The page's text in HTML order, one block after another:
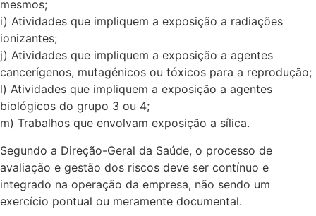
mesmos;
i) Atividades que impliquem a exposição a radiações
ionizantes;
j) Atividades que impliquem a exposição a agentes
cancerígenos, mutagénicos ou tóxicos para a reprodução;
l) Atividades que impliquem a exposição a agentes
biológicos do grupo 3 ou 4;
m) Trabalhos que envolvam exposição a sílica.
Segundo a Direção-Geral da Saúde, o processo de
avaliação e gestão dos riscos deve ser contínuo e
integrado na operação da empresa, não sendo um
exercício pontual ou meramente documental.